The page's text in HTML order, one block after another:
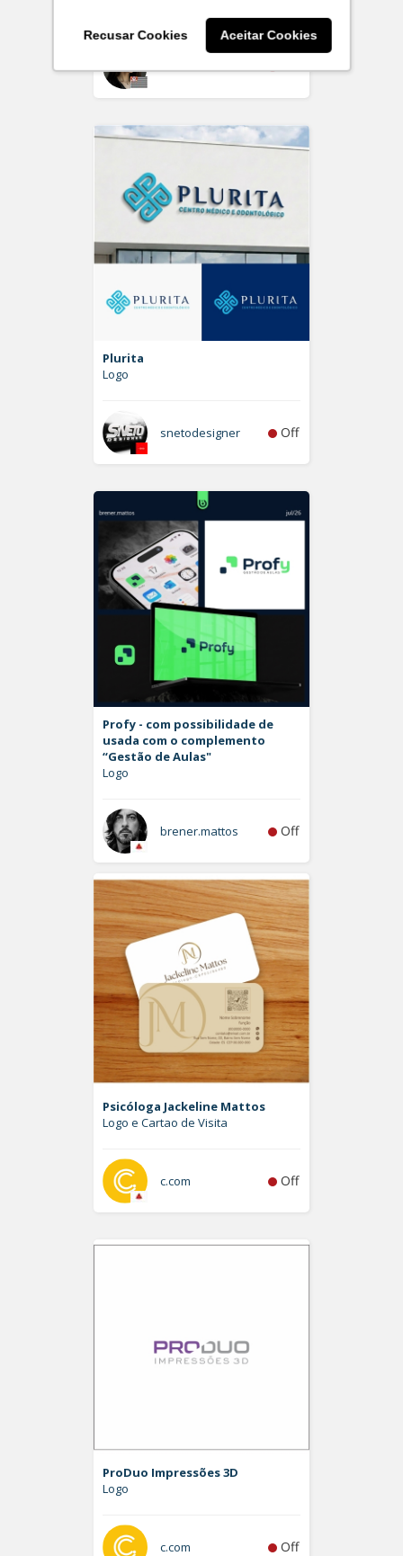
Recusar Cookies Aceitar Cookies
larissaserr Off
Plurita
Logo
snetodesigner Off
Profy - com possibilidade de
usada com o complemento
“Gestão de Aulas"
Logo
brener.mattos Off
Psicóloga Jackeline Mattos
Logo e Cartao de Visita
c.com Off
ProDuo Impressões 3D
Logo
c.com Off